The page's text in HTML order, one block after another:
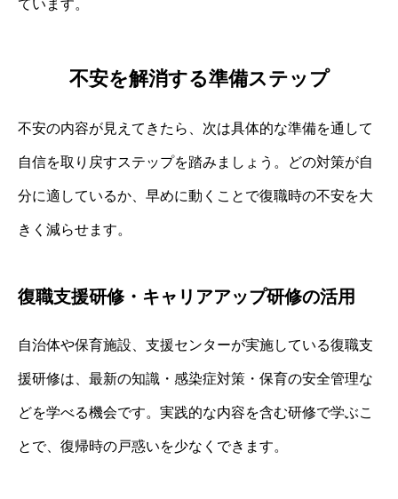
ています。
不安を解消する準備ステップ
不安の内容が見えてきたら、次は具体的な準備を通して
自信を取り戻すステップを踏みましょう。どの対策が自
分に適しているか、早めに動くことで復職時の不安を大
きく減らせます。
復職支援研修・キャリアアップ研修の活用
自治体や保育施設、支援センターが実施している復職支
援研修は、最新の知識・感染症対策・保育の安全管理な
どを学べる機会です。実践的な内容を含む研修で学ぶこ
とで、復帰時の戸惑いを少なくできます。